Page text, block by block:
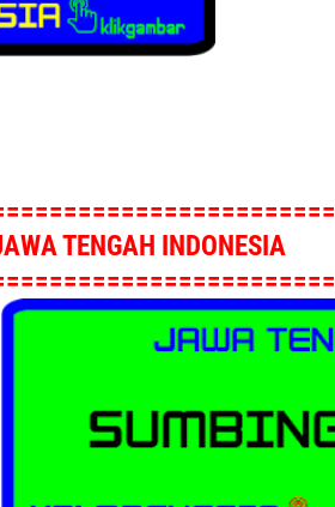
TENGAH INDONESIA